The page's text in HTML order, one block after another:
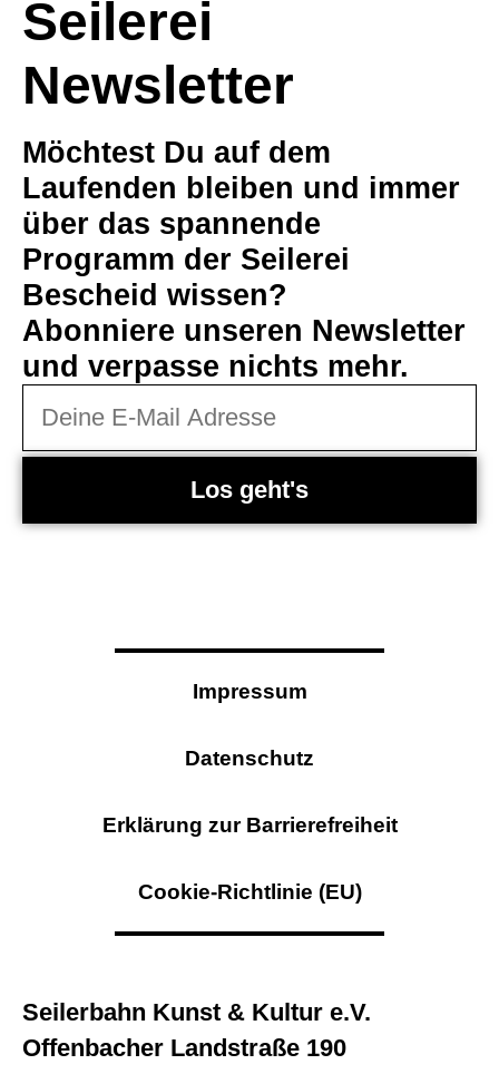
Seilerei
Newsletter
Möchtest Du auf dem
Laufenden bleiben und immer
über das spannende
Programm der Seilerei
Bescheid wissen?
Abonniere unseren Newsletter
und verpasse nichts mehr.
Los geht's
Impressum
Datenschutz
Erklärung zur Barrierefreiheit
Cookie-Richtlinie (EU)
Seilerbahn Kunst & Kultur e.V.
Offenbacher Landstraße 190